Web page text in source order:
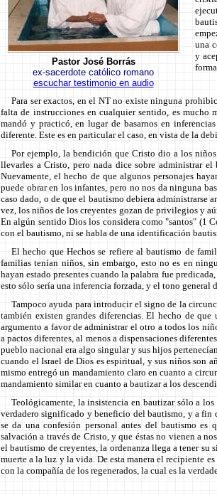
Pastor José Borrás
ex-sacerdote católico romano
escuchar testimonio en audio
una
y
Para ser exactos, en el NT no existe ninguna
falta de instrucciones en cualquier sentido, es mucho
mandó y practicó, en lugar de basarnos en
diferente. Este es en particular el caso, en vista de la
Por ejemplo, la bendición que Cristo dio a los
llevarles a Cristo, pero nada dice sobre administrar
Nuevamente, el hecho de que algunos personajes
puede obrar en los infantes, pero no nos da ninguna
caso dado, o de que el bautismo debiera administrarse
vez, los niños de los creyentes gozan de privilegios y
En algún sentido Dios los considera como "santos" (1
con el bautismo, ni se habla de una identificación
El hecho que Hechos se refiere al bautismo de
familias tenían niños, sin embargo, esto no es en
hayan estado presentes cuando la palabra fue
esto sólo sería una inferencia forzada, y el tono
Tampoco ayuda para introducir el signo de la
también existen grandes diferencias. El hecho de
argumento a favor de administrar el otro a todos los
a pactos diferentes, al menos a dispensaciones
pueblo nacional era algo singular y sus hijos
cuando el Israel de Dios es espiritual, y sus niños son
mismo entregó un mandamiento claro en cuanto a
mandamiento similar en cuanto a bautizar a los
Teológicamente, la insistencia en bautizar sólo a
verdadero significado y beneficio del bautismo, y a fin
se da una confesión personal antes del bautismo es
salvación a través de Cristo, y que éstas no vienen a
el bautismo de creyentes, la ordenanza llega a tener
muerte a la luz y la vida. De esta manera el recipiente
con la compañía de los regenerados, la cual es la